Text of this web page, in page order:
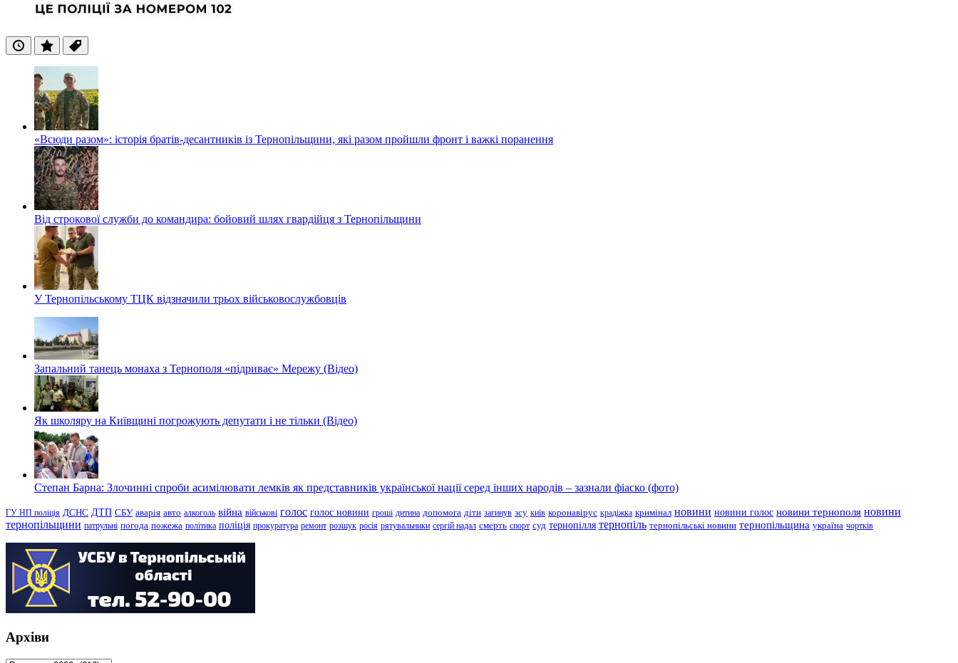
ОстанніПопулярні
Теги
«Всюди разом»: історія братів-десантників із Тернопільщини, які разом пройшли фронт і важкі поранення
Від строкової служби до командира: бойовий шлях гвардійця з Тернопільщини
У Тернопільському ТЦК відзначили трьох військовослужбовців
Запальний танець монаха з Тернополя «підриває» Мережу (Відео)
Як школяру на Київщині погрожують депутати і не тільки (Відео)
Степан Барна: Злочинні спроби асимілювати лемків як представників української нації серед інших народів – зазнали фіаско (фото)
ГУ НП поліція ДСНС ДТП СБУ аварія авто алкоголь війна військові голос голос новини гроші дитина допомога діти загинув зсу київ коронавірус крадіжка кримінал новини новини голос новини тернополя новини
тернопільщини патрульні погода пожежа політика поліція прокуратура ремонт розшук росія рятувальники сергій надал смерть спорт суд тернопілля тернопіль тернопільські новини тернопільщина україна чортків
Архіви